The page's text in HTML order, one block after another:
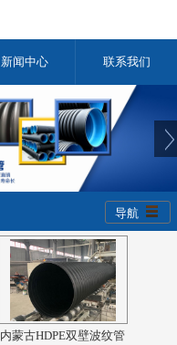
新闻中心 联系我们
导航
内蒙古HDPE双壁波纹管